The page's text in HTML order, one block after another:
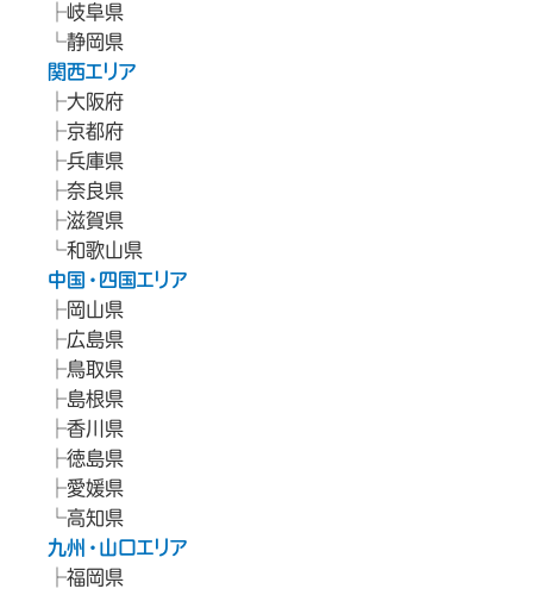
岐阜県
静岡県
関西エリア
大阪府
京都府
兵庫県
奈良県
滋賀県
和歌山県
中国・四国エリア
岡山県
広島県
鳥取県
島根県
香川県
徳島県
愛媛県
高知県
九州・山口エリア
福岡県